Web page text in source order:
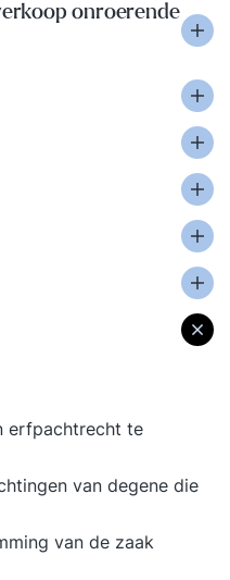
onroerende
erfpachtrecht te
van degene die
van de zaak